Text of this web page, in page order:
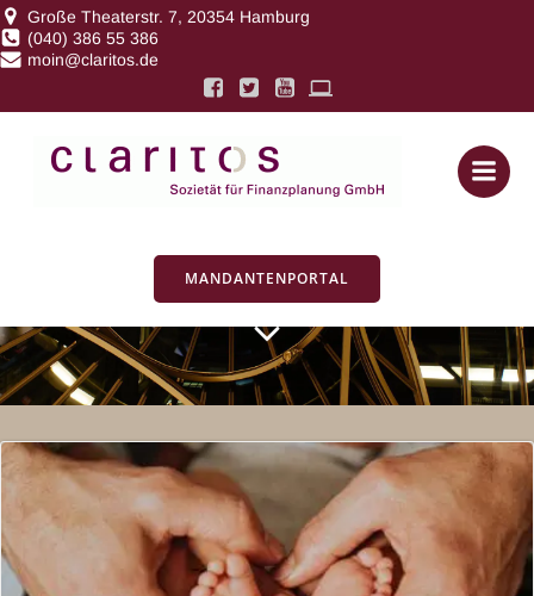
Zum
Große Theaterstr. 7, 20354 Hamburg
(040) 386 55 386
moin@claritos.de
MANDANTENPORTAL
Posts in
Pflegekosten